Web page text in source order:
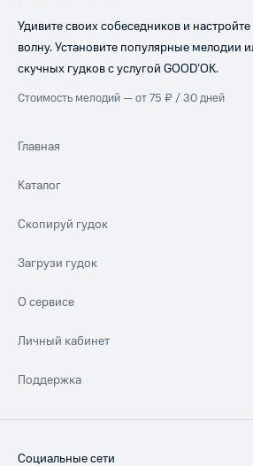
Удивите своих собеседников и
волну. Установите популярные мелодии
скучных гудков с услугой GOOD’OK.
Стоимость мелодий — от 75 ₽ / 30 дней
Главная
Каталог
Скопируй гудок
Загрузи гудок
О сервисе
Личный кабинет
Поддержка
Социальные сети